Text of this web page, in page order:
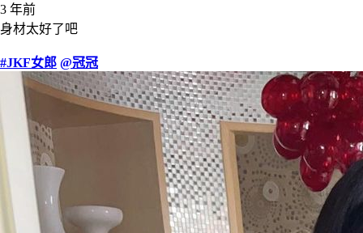
3 年前
身材太好了吧
#JKF女郎 @冠冠